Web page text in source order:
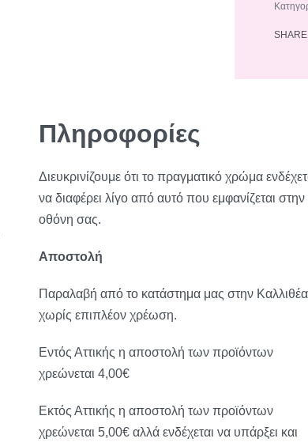
SHARE
Πληροφορίες
Διευκρινίζουμε ότι το πραγματικό χρώμα
να διαφέρει λίγο από αυτό που εμφανίζεται στην
οθόνη σας.
Αποστολή
Παραλαβή από το κατάστημα μας στην Καλλιθέα
χωρίς επιπλέον χρέωση.
Εντός Αττικής η αποστολή των προϊόντων
χρεώνεται 4,00€
Εκτός Αττικής η αποστολή των προϊόντων
χρεώνεται 5,00€ αλλά ενδέχεται να υπάρξει και